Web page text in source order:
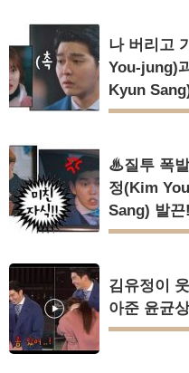
나 버리고
You-jung)
Kyun
♨질투 폭
정(Kim
Sang) 발끈
김유정이
아준 윤균상